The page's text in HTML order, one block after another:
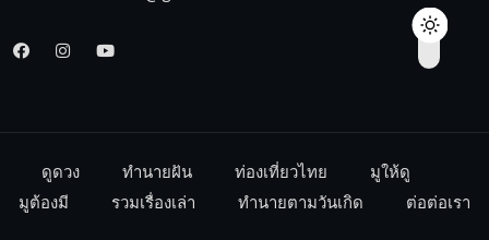
ดูดวง ทำนายฝัน ท่องเที่ยวไทย
มูให้ดู
มูต้องมี
รวมเรื่องเล่า ทำนายตามวันเกิด ต่อต่อเรา